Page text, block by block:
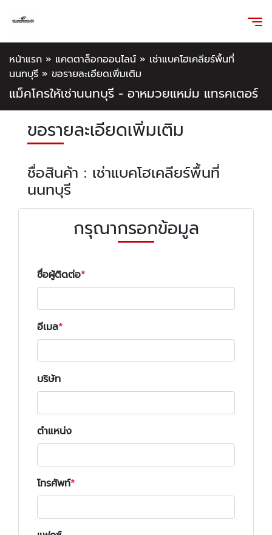
หน้าแรก » แคตตาล็อกออนไลน์ » เช่าแบคโฮเคลียร์พื้นที่
นนทบุรี » ขอรายละเอียดเพิ่มเติม
แม็คโครให้เช่านนทบุรี - อาหมวยแหม่ม แทรคเตอร์
ขอรายละเอียดเพิ่มเติม
ชื่อสินค้า : เช่าแบคโฮเคลียร์พื้นที่
นนทบุรี
กรุณากรอกข้อมูล
ชื่อผู้ติดต่อ
อีเมล
บริษัท
ตำแหน่ง
โทรศัพท์